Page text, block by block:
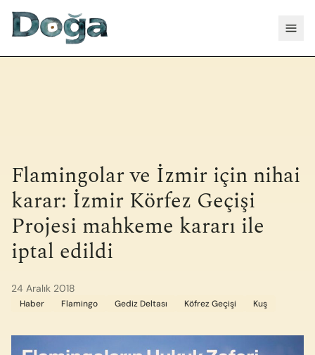
Flamingolar ve İzmir için nihai
karar: İzmir Körfez Geçişi
Projesi mahkeme kararı ile
iptal edildi
24 Aralık 2018
Haber Flamingo Gediz Deltası Köfrez Geçişi Kuş